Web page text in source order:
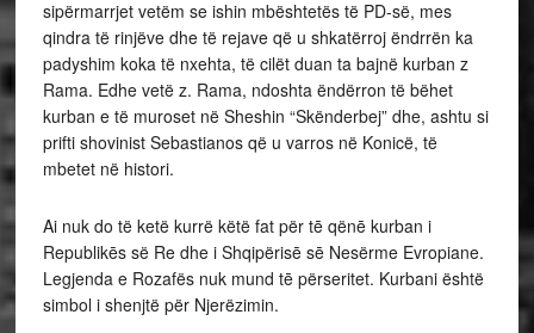
sipërmarrjet vetëm se ishin mbështetës të PD-së, mes
qindra të rinjëve dhe të rejave që u shkatërroj ëndrrën ka
padyshim koka të nxehta, të cilët duan ta bajnë kurban z
Rama. Edhe vetë z. Rama, ndoshta ëndërron të bëhet
kurban e të muroset në Sheshin “Skënderbej” dhe, ashtu si
prifti shovinist Sebastianos që u varros në Konicë, të
mbetet në histori.
Ai nuk do të ketë kurrë këtë fat për tē qënē kurban i
Republikēs së Re dhe i Shqipërisē sē Nesërme Evropiane.
Legjenda e Rozafës nuk mund tē përseritet. Kurbani është
simbol i shenjtë për Njerëzimin.